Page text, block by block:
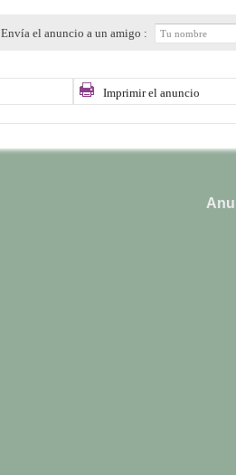
Envía el anuncio a un amigo :
Imprimir el anuncio